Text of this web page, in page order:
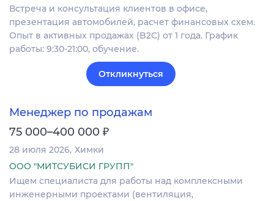
Встреча и консультация клиентов в офисе,
презентация автомобилей, расчет финансовых схем.
Опыт в активных продажах (B2C) от 1 года. График
работы: 9:30-21:00, обучение.
Откликнуться
Менеджер по продажам
75 000–400 000 ₽
28 июля 2026 Химки
ООО "МИТСУБИСИ ГРУПП"
Ищем специалиста для работы над комплексными
инженерными проектами (вентиляция,